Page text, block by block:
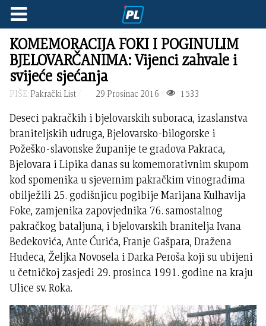
KOMEMORACIJA FOKI I POGINULIM
BJELOVARČANIMA: Vijenci zahvale i
svijeće sjećanja
PIŠE: Pakrački List 29 Prosinac 2016 1533
Deseci pakračkih i bjelovarskih suboraca, izaslanstva
braniteljskih udruga, Bjelovarsko-bilogorske i
Požeško-slavonske županije te gradova Pakraca,
Bjelovara i Lipika danas su komemorativnim skupom
kod spomenika u sjevernim pakračkim vinogradima
obilježili 25. godišnjicu pogibije Marijana Kulhavija
Foke, zamjenika zapovjednika 76. samostalnog
pakračkog bataljuna, i bjelovarskih branitelja Ivana
Bedekovića, Ante Ćurića, Franje Gašpara, Dražena
Hudeca, Željka Novosela i Darka Peroša koji su ubijeni
u četničkoj zasjedi 29. prosinca 1991. godine na kraju
Ulice sv. Roka.